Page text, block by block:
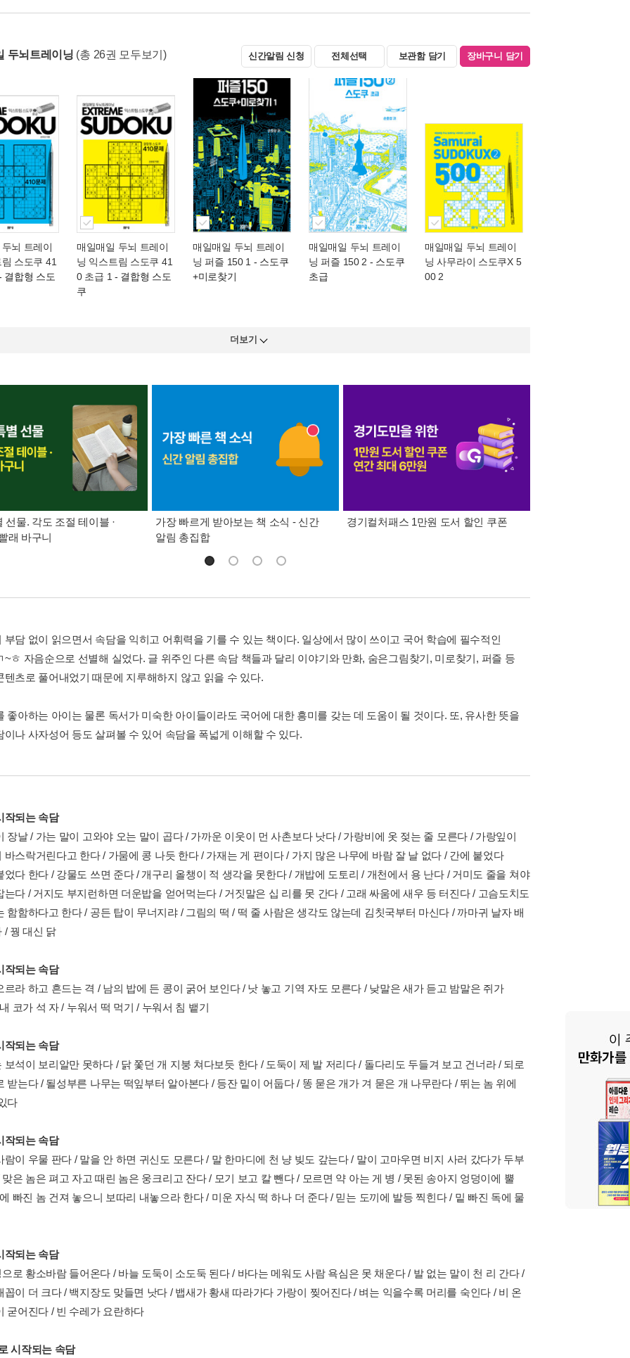
두뇌트레이닝 (총 26권 모두보기) 신간알림 신청 전체선택 보관함 담기 장바구니 담기
뇌 트레이
스도쿠 41
결합형 스도
매일매일 두뇌 트레이
닝 익스트림 스도쿠 41
0 초급 1 - 결합형 스도
쿠
매일매일 두뇌 트레이
닝 퍼즐 150 1 - 스도쿠
+미로찾기
매일매일 두뇌 트레이
닝 퍼즐 150 2 - 스도쿠
초급
매일매일 두뇌 트레이
닝 사무라이 스도쿠X 5
00 2
더보기
선물. 각도 조절 테이블 ·
래 바구니
가장 빠르게 받아보는 책 소식 - 신간
알림 총집합
경기컬처패스 1만원 도서 할인 쿠폰
부담 없이 읽으면서 속담을 익히고 어휘력을 기를 수 있는 책이다. 일상에서 많이 쓰이고 국어 학습에 필수적인
~ㅎ 자음순으로 선별해 실었다. 글 위주인 다른 속담 책들과 달리 이야기와 만화, 숨은그림찾기, 미로찾기, 퍼즐 등
텐츠로 풀어내었기 때문에 지루해하지 않고 읽을 수 있다.
좋아하는 아이는 물론 독서가 미숙한 아이들이라도 국어에 대한 흥미를 갖는 데 도움이 될 것이다. 또, 유사한 뜻을
이나 사자성어 등도 살펴볼 수 있어 속담을 폭넓게 이해할 수 있다.
작되는 속담
장날 / 가는 말이 고와야 오는 말이 곱다 / 가까운 이웃이 먼 사촌보다 낫다 / 가랑비에 옷 젖는 줄 모른다 / 가랑잎이
바스락거린다고 한다 / 가뭄에 콩 나듯 한다 / 가재는 게 편이다 / 가지 많은 나무에 바람 잘 날 없다 / 간에 붙었다
었다 한다 / 강물도 쓰면 준다 / 개구리 올챙이 적 생각을 못한다 / 개밥에 도토리 / 개천에서 용 난다 / 거미도 줄을 쳐야
는다 / 거지도 부지런하면 더운밥을 얻어먹는다 / 거짓말은 십 리를 못 간다 / 고래 싸움에 새우 등 터진다 / 고슴도치도
함함하다고 한다 / 공든 탑이 무너지랴 / 그림의 떡 / 떡 줄 사람은 생각도 않는데 김칫국부터 마신다 / 까마귀 날자 배
/ 꿩 대신 닭
작되는 속담
르라 하고 흔드는 격 / 남의 밥에 든 콩이 굵어 보인다 / 낫 놓고 기역 자도 모른다 / 낮말은 새가 듣고 밤말은 쥐가
코가 석 자 / 누워서 떡 먹기 / 누워서 침 뱉기
작되는 속담
보석이 보리알만 못하다 / 닭 쫓던 개 지붕 쳐다보듯 한다 / 도둑이 제 발 저리다 / 돌다리도 두들겨 보고 건너라 / 되로
받는다 / 될성부른 나무는 떡잎부터 알아본다 / 등잔 밑이 어둡다 / 똥 묻은 개가 겨 묻은 개 나무란다 / 뛰는 놈 위에
다
작되는 속담
람이 우물 판다 / 말을 안 하면 귀신도 모른다 / 말 한마디에 천 냥 빚도 갚는다 / 말이 고마우면 비지 사러 갔다가 두부
은 놈은 펴고 자고 때린 놈은 웅크리고 잔다 / 모기 보고 칼 뺀다 / 모르면 약 아는 게 병 / 못된 송아지 엉덩이에 뿔
빠진 놈 건져 놓으니 보따리 내놓으라 한다 / 미운 자식 떡 하나 더 준다 / 믿는 도끼에 발등 찍힌다 / 밑 빠진 독에 물
작되는 속담
로 황소바람 들어온다 / 바늘 도둑이 소도둑 된다 / 바다는 메워도 사람 욕심은 못 채운다 / 발 없는 말이 천 리 간다 /
꼽이 더 크다 / 백지장도 맞들면 낫다 / 뱁새가 황새 따라가다 가랑이 찢어진다 / 벼는 익을수록 머리를 숙인다 / 비 온
굳어진다 / 빈 수레가 요란하다
시작되는 속담